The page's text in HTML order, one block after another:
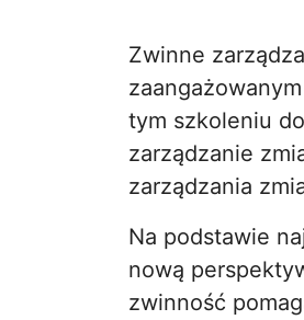
Zwinne
tym szkoleniu
zarządzanie
zarządzania
Na podstawie
nową
zwinność